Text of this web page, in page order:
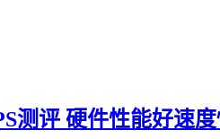
测评 硬件性能好速